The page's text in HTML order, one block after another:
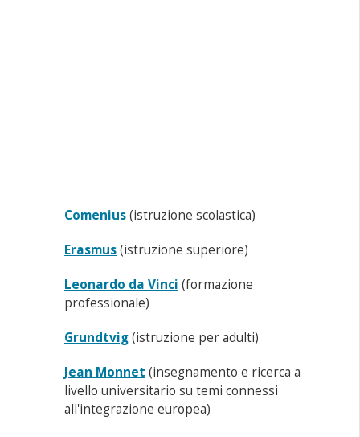
Comenius(istruzione scolastica)
Erasmus(istruzione superiore)
Leonardo da Vinci (formazione
professionale)
Grundtvig(istruzione per adulti)
Jean Monnet (insegnamento e ricerca a
livello universitario su temi connessi
all'integrazione europea)